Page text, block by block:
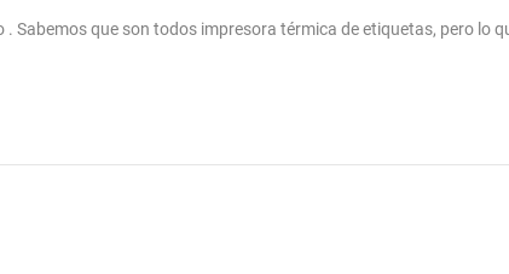
Sabemos que son todos impresora térmica de etiquetas, pero lo